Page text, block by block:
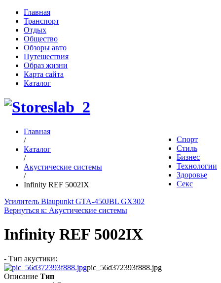
Главная
Транспорт
Отдых
Общество
Обзоры авто
Путешествия
Образ жизни
Карта сайта
Каталог
Спорт
Стиль
Бизнес
Технологии
Здоровье
Секс
Главная
/
Каталог
/
Акустические системы
/
Infinity REF 5002IX
Усилитель Blaupunkt GTA-450JBL GX302
Вернуться к: Акустические системы
Infinity REF 5002IX
- Тип акустики:
pic_56d372393f888.jpg
Описание Тип